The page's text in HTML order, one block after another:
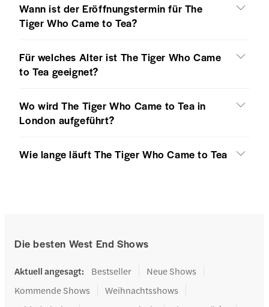
Wann ist der Eröffnungstermin für The
Tiger Who Came to Tea?
Für welches Alter ist The Tiger Who Came
to Tea geeignet?
Wo wird The Tiger Who Came to Tea in
London aufgeführt?
Wie lange läuft The Tiger Who Came to Tea
Die besten West End Shows
Aktuell angesagt: Bestseller
Neue Shows
Kommende Shows
Weihnachtsshows